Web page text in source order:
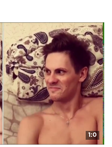
1:0